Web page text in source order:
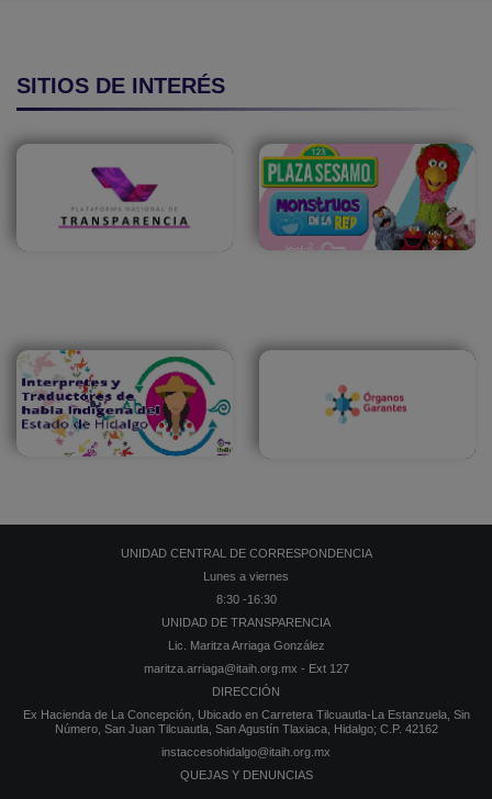
SITIOS DE INTERÉS
UNIDAD CENTRAL DE CORRESPONDENCIA
Lunes a viernes
8:30 -16:30
UNIDAD DE TRANSPARENCIA
Lic. Maritza Arriaga González
maritza.arriaga@itaih.org.mx - Ext 127
DIRECCIÓN
Ex Hacienda de La Concepción, Ubicado en Carretera Tilcuautla-La Estanzuela, Sin
Número, San Juan Tilcuautla, San Agustín Tlaxiaca, Hidalgo; C.P. 42162
instaccesohidalgo@itaih.org.mx
QUEJAS Y DENUNCIAS